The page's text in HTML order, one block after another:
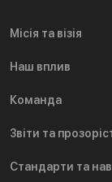
Місія та візія
Наш вплив
Команда
Звіти та
Стандарти та